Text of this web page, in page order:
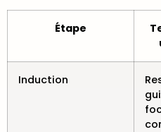
Étape
Induction